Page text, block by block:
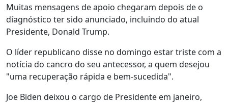
Muitas mensagens de apoio chegaram depois de o
diagnóstico ter sido anunciado, incluindo do atual
Presidente, Donald Trump.
O líder republicano disse no domingo estar triste com a
notícia do cancro do seu antecessor, a quem desejou
"uma recuperação rápida e bem-sucedida".
Joe Biden deixou o cargo de Presidente em janeiro,